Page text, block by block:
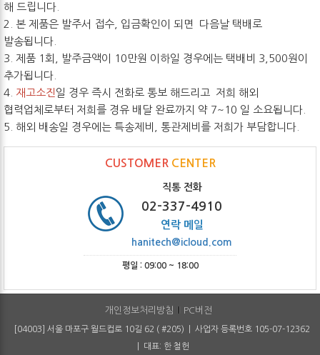
해 드립니다.
2. 본 제품은 발주서 접수, 입금확인이 되면 다음날 택배로
발송됩니다.
3. 제품 1회, 발주금액이 10만원 이하일 경우에는 택배비 3,500원이
추가됩니다.
4. 재고소진 일 경우 즉시 전화로 통보 해드리고 저희 해외
협력업체로부터 저희를 경유 배달 완료까지 약 7~10 일 소요됩니다.
5. 해외 배송일 경우에는 특송제비, 통관제비를 저희가 부담합니다.
CUSTOMER CENTER
직통 전화
02-337-4910
연락 메일
hanitech@icloud.com
평일 : 09:00 ~ 18:00
개인정보처리방침 PC버전
[04003] 서울 마포구 월드컵로 10길 62 ( #205) | 사업자 등록번호 105-07-12362
| 대표: 한 철헌